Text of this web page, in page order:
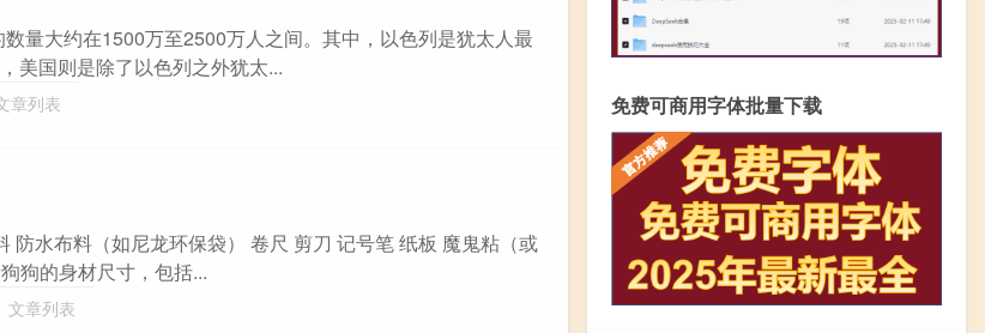
量大约在1500万至2500万人之间。其中，以色列是犹太人最
美国则是除了以色列之外犹太...
章列表
防水布料（如尼龙环保袋） 卷尺 剪刀 记号笔 纸板 魔鬼粘（或
狗的身材尺寸，包括...
文章列表
免费可商用字体批量下载